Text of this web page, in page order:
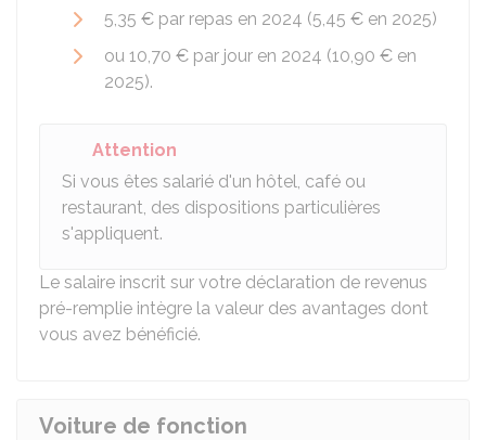
5,35 € par repas en 2024 (5,45 € en 2025)
ou 10,70 € par jour en 2024 (10,90 € en
2025).
Attention
Si vous êtes salarié d'un hôtel, café ou
restaurant, des dispositions particulières
s'appliquent.
Le salaire inscrit sur votre déclaration de revenus
pré-remplie intègre la valeur des avantages dont
vous avez bénéficié.
Voiture de fonction